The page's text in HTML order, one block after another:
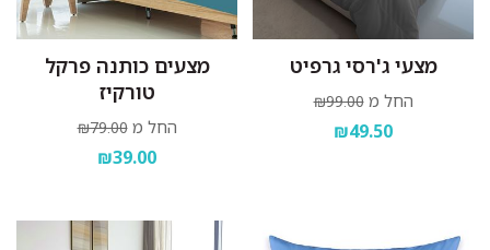
מצעי ג'רסי גרפיט
החל מ ₪99.00
₪49.50
מצעים כותנה פרקל
טורקיז
החל מ ₪79.00
₪39.00